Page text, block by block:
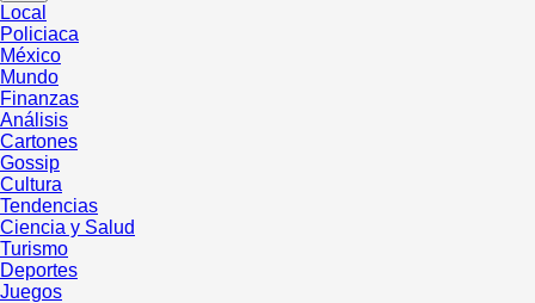
Local
Policiaca
México
Mundo
Finanzas
Análisis
Cartones
Gossip
Cultura
Tendencias
Ciencia y Salud
Turismo
Deportes
Juegos